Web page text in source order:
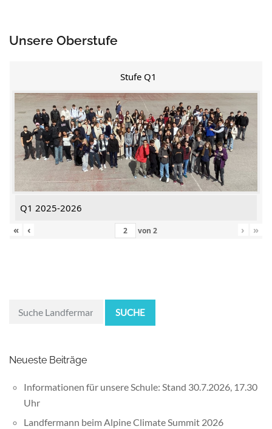
Unsere Oberstufe
Stufe Q1
Q1 2025-2026
«
‹ von 2 › »
SUCHE
Neueste Beiträge
Informationen für unsere Schule: Stand 30.7.2026, 17.30
Uhr
Landfermann beim Alpine Climate Summit 2026